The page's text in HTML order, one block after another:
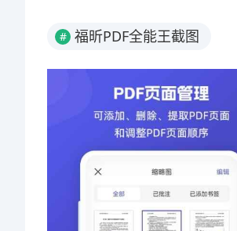
# 福昕PDF全能王截图